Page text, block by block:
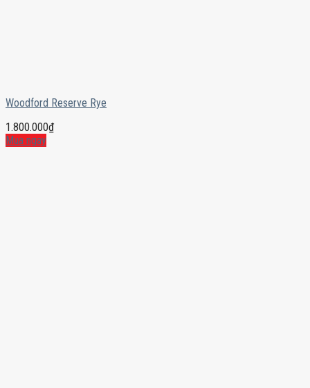
Woodford Reserve Rye
1.800.000₫
Mua ngay